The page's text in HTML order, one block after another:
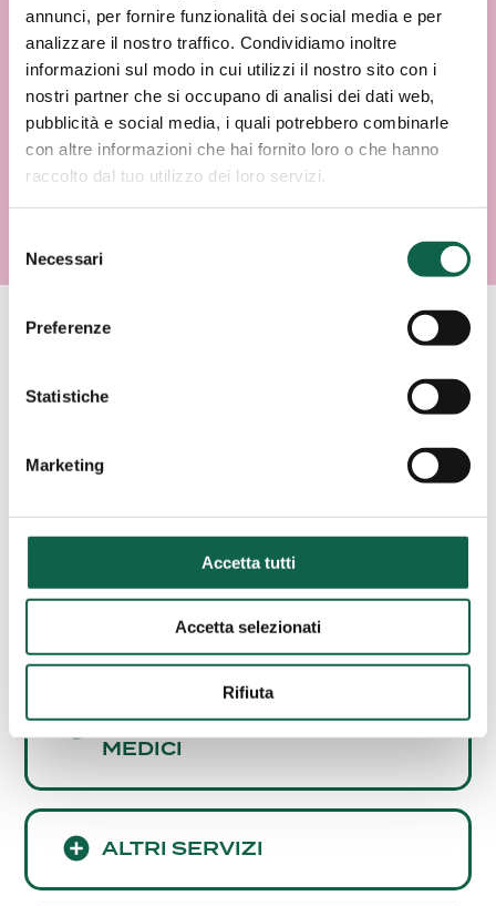
annunci, per fornire funzionalità dei social media e per
analizzare il nostro traffico. Condividiamo inoltre
informazioni sul modo in cui utilizzi il nostro sito con i
nostri partner che si occupano di analisi dei dati web,
pubblicità e social media, i quali potrebbero combinarle
con altre informazioni che hai fornito loro o che hanno
raccolto dal tuo utilizzo dei loro servizi.
del
consenso
Necessari
Preferenze
Statistiche
Marketing
Accetta tutti
Accetta selezionati
Rifiuta
SCREENING
CARDIOVASCOLARE
CONSULENZE E SERVIZI
MEDICI
ALTRI SERVIZI